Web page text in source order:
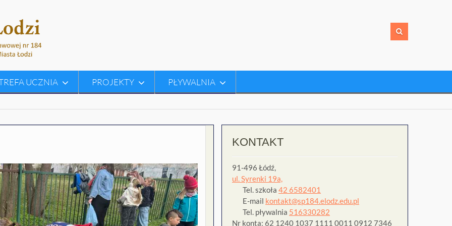
UCZNIA PROJEKTY PŁYWALNIA
KONTAKT
91-496 Łódź,
ul. Syrenki 19a,
Tel. szkoła 42 6582401
E-mail kontakt@sp184.elodz.edu.pl
Tel. pływalnia 516330282
Nr konta: 62 1240 1037 1111 0011 0912 7346